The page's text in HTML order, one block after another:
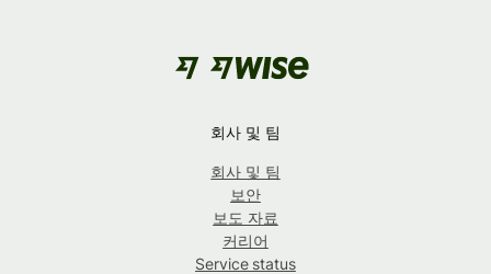
회사 및 팀
회사 및 팀
보안
보도 자료
커리어
Service status